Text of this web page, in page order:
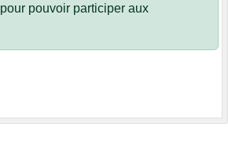
pour pouvoir participer aux